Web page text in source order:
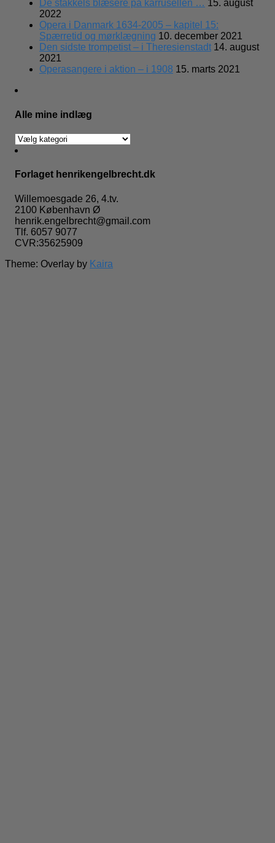
De stakkels blæsere på karrusellen … 15. august
2022
Opera i Danmark 1634-2005 – kapitel 15:
Spærretid og mørklægning 10. december 2021
Den sidste trompetist – i Theresienstadt 14. august
2021
Operasangere i aktion – i 1908 15. marts 2021
Alle mine indlæg
Alle
mine
Forlaget henrikengelbrecht.dk
Willemoesgade 26, 4.tv.
2100 København Ø
henrik.engelbrecht@gmail.com
Tlf. 6057 9077
CVR:35625909
Theme: Overlay by Kaira